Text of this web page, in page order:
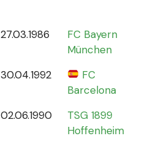
27.03.1986
FC Bayern
München
30.04.1992
FC
Barcelona
02.06.1990
TSG 1899
Hoffenheim